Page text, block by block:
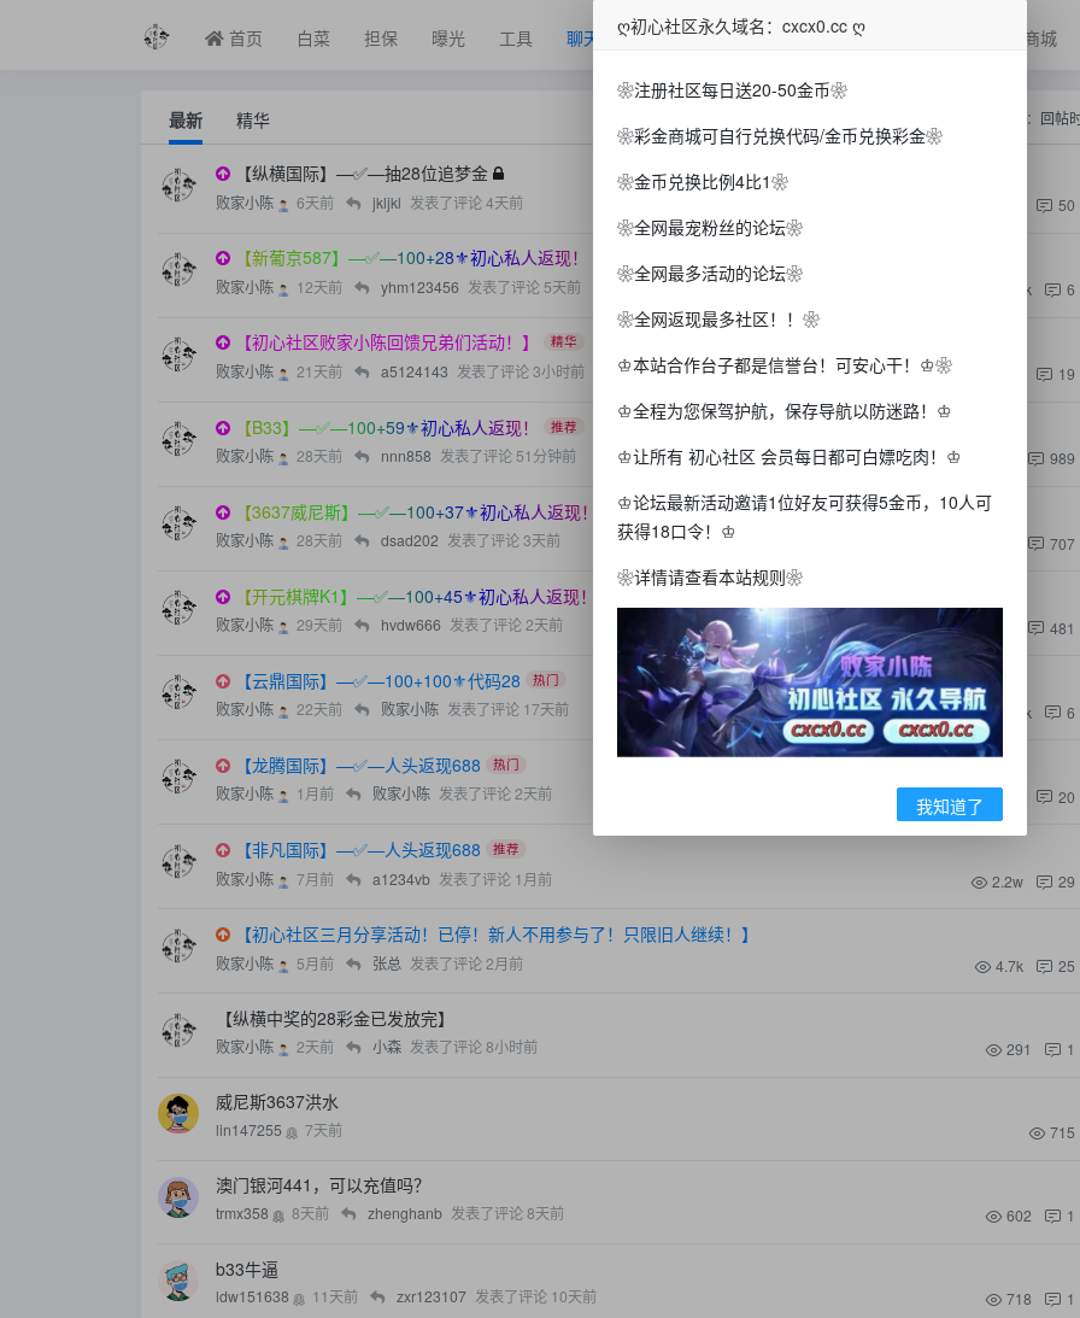
首页 白菜 担保 曝光 工具 聊天 抽/爆浆 美女 广告 彩金商城
最新 精华 排序： 回帖
【纵横国际】—✅—抽28位追梦金
败家小陈 6天前 jkljkl 发表了评论4天前 50
【新葡京587】—✅—100+28⚜️初心私人返现！
败家小陈 12天前 yhm123456 发表了评论5天前 1.4k 6
【初心社区败家小陈回馈兄弟们活动！】 精华
败家小陈 21天前 a5124143 发表了评论3小时前 19
【B33】—✅—100+59⚜️初心私人返现！ 推荐
败家小陈 28天前 nnn858 发表了评论51分钟前 989
【3637威尼斯】—✅—100+37⚜️初心私人返现！ 推荐
败家小陈 28天前 dsad202 发表了评论3天前 707
【开元棋牌K1】—✅—100+45⚜️初心私人返现！
败家小陈 29天前 hvdw666 发表了评论2天前 481
【云鼎国际】—✅—100+100⚜️代码28 热门
败家小陈 22天前 败家小陈 发表了评论17天前 2.7k 6
【龙腾国际】—✅—人头返现688 热门
败家小陈 1月前 败家小陈 发表了评论2天前 20
【非凡国际】—✅—人头返现688 推荐
败家小陈 7月前 a1234vb 发表了评论1月前 2.2w 29
【初心社区三月分享活动！已停！新人不用参与了！只限旧人继续！】
败家小陈 5月前 张总 发表了评论2月前 4.7k 25
【纵横中奖的28彩金已发放完】
败家小陈 2天前 小森 发表了评论8小时前 291 1
威尼斯3637洪水
lin147255 7天前 715
澳门银河441，可以充值吗？
trmx358 8天前 zhenghanb 发表了评论8天前 602 1
b33牛逼
ldw151638 11天前 zxr123107 发表了评论10天前 718 1
ღ初心社区永久域名：cxcx0.cc ღ
❀注册社区每日送20-50金币❀
❀彩金商城可自行兑换代码/金币兑换彩金❀
❀金币兑换比例4比1❀
❀全网最宠粉丝的论坛❀
❀全网最多活动的论坛❀
❀全网返现最多社区！！❀
♔本站合作台子都是信誉台！可安心干！♔❀
♔全程为您保驾护航，保存导航以防迷路！♔
♔让所有 初心社区 会员每日都可白嫖吃肉！♔
♔论坛最新活动邀请1位好友可获得5金币，10人可
获得18口令！♔
❀详情请查看本站规则❀
我知道了